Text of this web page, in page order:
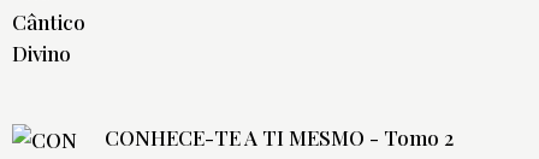
CONHECE-TE A TI MESMO - Tomo 2